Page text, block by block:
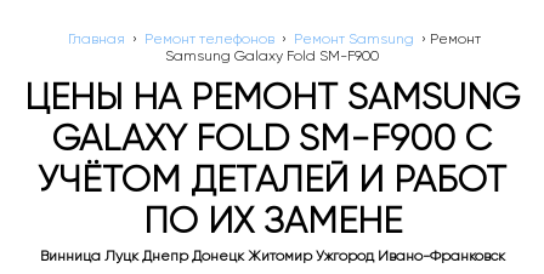
Главная › Ремонт телефонов › Ремонт Samsung › Ремонт
Samsung Galaxy Fold SM-F900
ЦЕНЫ НА РЕМОНТ SAMSUNG
GALAXY FOLD SM-F900 С
УЧЁТОМ ДЕТАЛЕЙ И РАБОТ
ПО ИХ ЗАМЕНЕ
Винница Луцк Днепр Донецк Житомир Ужгород Ивано-Франковск